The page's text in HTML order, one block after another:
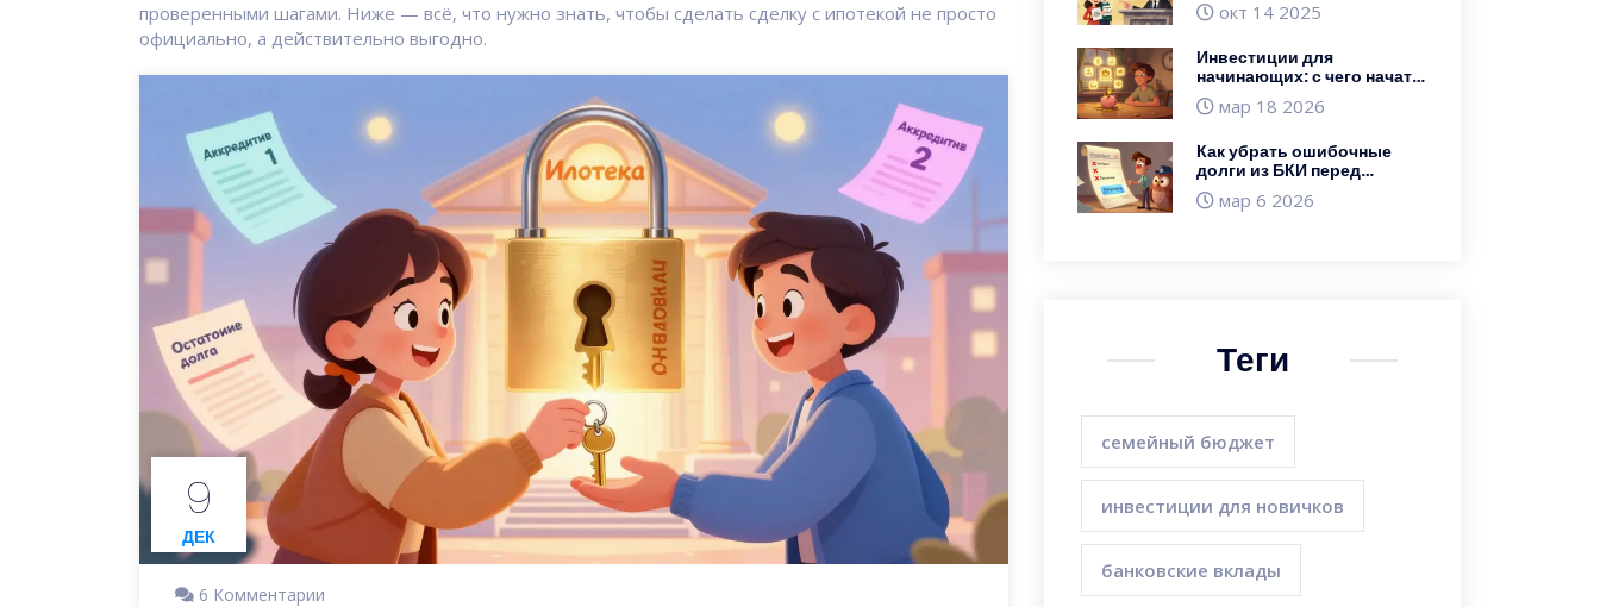
проверенными шагами. Ниже — всё, что нужно знать, чтобы сделать сделку с ипотекой не просто
официально, а действительно выгодно.
9
ДЕК
6 Комментарии
годуокт 14 2025
Инвестиции для
начинающих: с чего начать
в 2025 году
мар 18 2026
Как убрать ошибочные
долги из БКИ перед
оформлением нового
кредита
мар 6 2026
Теги
семейный бюджет
инвестиции для новичков
банковские вклады